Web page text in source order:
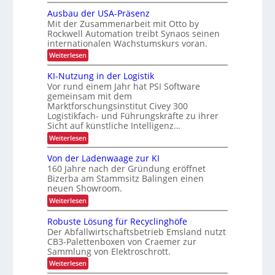
i
s
t
i
k
r
e
t
t
e
n
k
m
e
l
d
u
n
g
i
e
f
e
r
u
n
g
d
a
n
k
A
i
m
t
e
D
C
I
x
t
o
m
a
t
i
i
e
r
t
e
s
P
a
l
e
t
e
n
m
a
a
g
e
m
e
n
Ausbau der USA-Präsenz
Mit der Zusammenarbeit mit Otto by
Rockwell Automation treibt Synaos seinen
internationalen Wachstumskurs voran.
Weiterlesen:
A
s
b
a
u
d
e
r
U
S
A
P
r
ä
s
e
n
z
KI-Nutzung in der Logistik
Vor rund einem Jahr hat PSI Software
gemeinsam mit dem
Marktforschungsinstitut Civey 300
Logistikfach- und Führungskräfte zu ihrer
Sicht auf künstliche Intelligenz…
Weiterlesen:
K
-
N
u
t
z
u
n
g
i
n
d
e
r
Von der Ladenwaage zur KI
160 Jahre nach der Gründung eröffnet
Bizerba am Stammsitz Balingen einen
neuen Showroom.
Weiterlesen:
V
o
n
d
e
r
L
a
Robuste Lösung für Recyclinghöfe
Der Abfallwirtschaftsbetrieb Emsland nutzt
CB3-Palettenboxen von Craemer zur
Sammlung von Elektroschrott.
Weiterlesen:
R